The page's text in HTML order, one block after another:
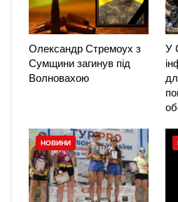
Олександр Стремоух з
Сумщини загинув під
Волновахою
У
НОВИНИ